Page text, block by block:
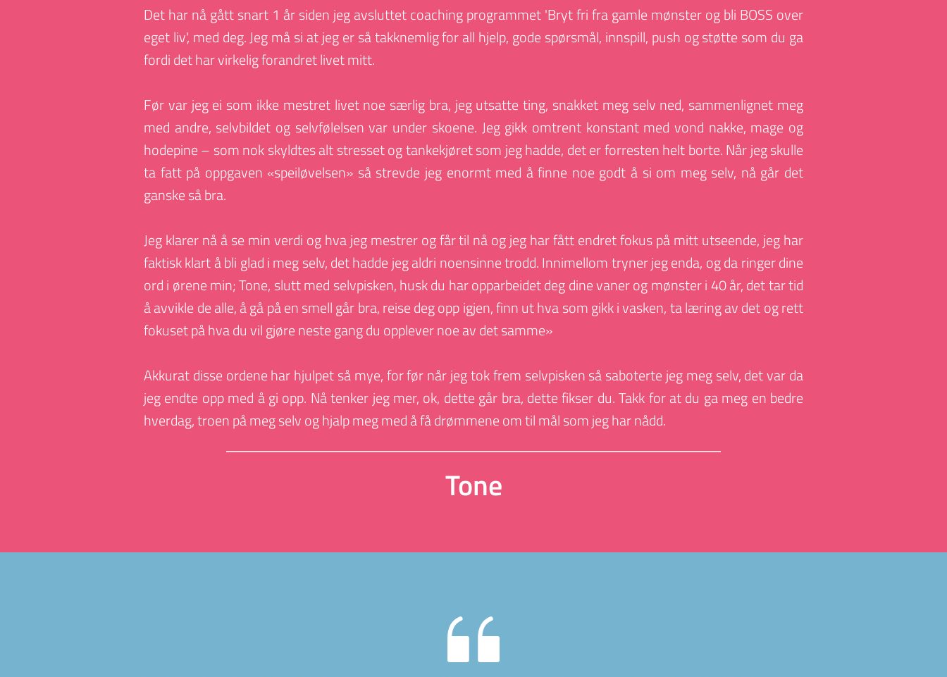
Det har nå gått snart 1 år siden jeg avsluttet coaching programmet 'Bryt fri fra gamle mønster og bli BOSS over
eget liv', med deg. Jeg må si at jeg er så takknemlig for all hjelp, gode spørsmål, innspill, push og støtte som du ga
fordi det har virkelig forandret livet mitt.
Før var jeg ei som ikke mestret livet noe særlig bra, jeg utsatte ting, snakket meg selv ned, sammenlignet meg
med andre, selvbildet og selvfølelsen var under skoene. Jeg gikk omtrent konstant med vond nakke, mage og
hodepine – som nok skyldtes alt stresset og tankekjøret som jeg hadde, det er forresten helt borte. Når jeg skulle
ta fatt på oppgaven «speiløvelsen» så strevde jeg enormt med å finne noe godt å si om meg selv, nå går det
ganske så bra.
Jeg klarer nå å se min verdi og hva jeg mestrer og får til nå og jeg har fått endret fokus på mitt utseende, jeg har
faktisk klart å bli glad i meg selv, det hadde jeg aldri noensinne trodd. Innimellom tryner jeg enda, og da ringer dine
ord i ørene min; Tone, slutt med selvpisken, husk du har opparbeidet deg dine vaner og mønster i 40 år, det tar tid
å avvikle de alle, å gå på en smell går bra, reise deg opp igjen, finn ut hva som gikk i vasken, ta læring av det og rett
fokuset på hva du vil gjøre neste gang du opplever noe av det samme»
Akkurat disse ordene har hjulpet så mye, for før når jeg tok frem selvpisken så saboterte jeg meg selv, det var da
jeg endte opp med å gi opp. Nå tenker jeg mer, ok, dette går bra, dette fikser du. Takk for at du ga meg en bedre
hverdag, troen på meg selv og hjalp meg med å få drømmene om til mål som jeg har nådd.
Tone